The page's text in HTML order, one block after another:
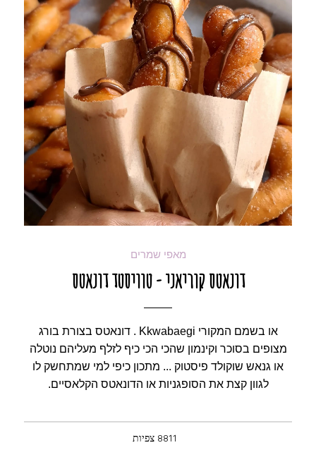
מאפי שמרים
דונאטס קוריאני - טוויסטד דונאטס
או בשמם המקורי Kkwabaegi . דונאטס בצורת בורג
מצופים בסוכר וקינמון שהכי הכי כיף לזלף מעליהם נוטלה
או גנאש שוקולד פיסטוק ... מתכון כיפי למי שמתחשק לו
לגוון קצת את הסופגניות או הדונאטס הקלאסיים.
8811 צפיות